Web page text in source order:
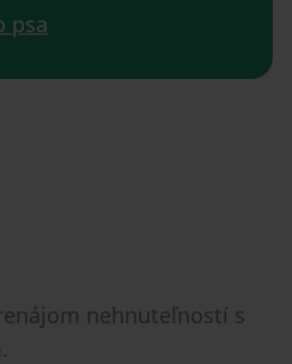
psa
nehnuteľností s